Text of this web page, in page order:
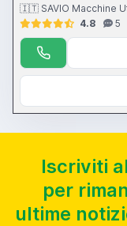
🇮🇹 SAVIO Macchine
4.8
5
Iscriviti
per
ultime